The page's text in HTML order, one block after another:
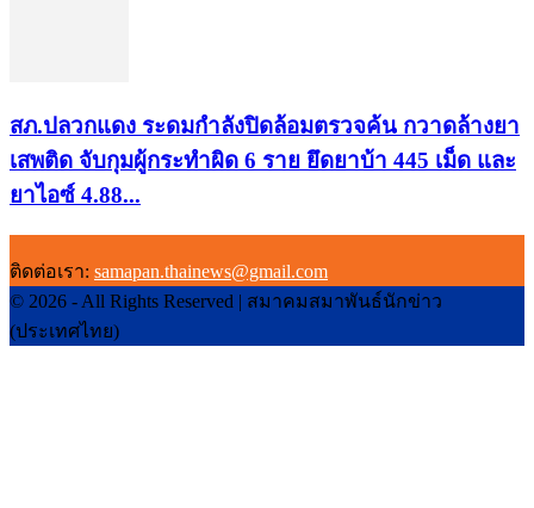
สภ.ปลวกแดง ระดมกำลังปิดล้อมตรวจค้น กวาดล้างยา
เสพติด จับกุมผู้กระทำผิด 6 ราย ยึดยาบ้า 445 เม็ด และ
ยาไอซ์ 4.88...
ติดต่อเรา: samapan.thainews@gmail.com
© 2026 - All Rights Reserved | สมาคมสมาพันธ์นักข่าว
(ประเทศไทย)